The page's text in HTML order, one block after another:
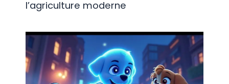
l’agriculture moderne